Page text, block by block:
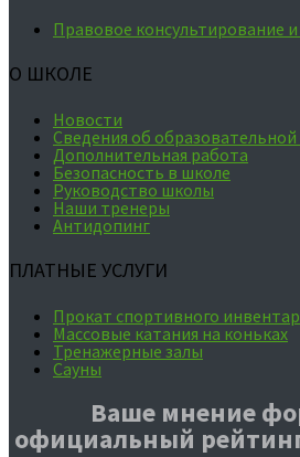
Правовое консультирование
О ШКОЛЕ
Новости
Сведения об
Дополнительная работа
Безопасность в школе
Руководство школы
Наши тренеры
Антидопинг
ПЛАТНЫЕ УСЛУГИ
Прокат спортивного
Массовые катания на коньках
Тренажерные залы
Сауны
Ваше мнение
официальный